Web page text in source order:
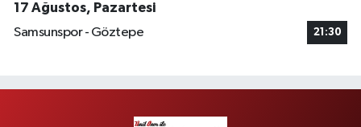
17 Ağustos, Pazartesi
Samsunspor - Göztepe
21:30